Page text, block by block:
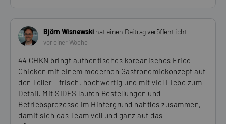
Björn Wisnewski hat einen Beitrag veröffentlicht
vor einer Woche
44 CHKN bringt authentisches koreanisches Fried
Chicken mit einem modernen Gastronomiekonzept auf
den Teller – frisch, hochwertig und mit viel Liebe zum
Detail. Mit SIDES laufen Bestellungen und
Betriebsprozesse im Hintergrund nahtlos zusammen,
damit sich das Team voll und ganz auf das